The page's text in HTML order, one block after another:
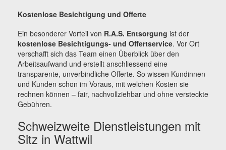
Kostenlose Besichtigung und Offerte
Ein besonderer Vorteil von R.A.S. Entsorgung ist der
kostenlose Besichtigungs- und Offertservice. Vor Ort
verschafft sich das Team einen Überblick über den
Arbeitsaufwand und erstellt anschliessend eine
transparente, unverbindliche Offerte. So wissen Kundinnen
und Kunden schon im Voraus, mit welchen Kosten sie
rechnen können – fair, nachvollziehbar und ohne versteckte
Gebühren.
Schweizweite Dienstleistungen mit
Sitz in Wattwil